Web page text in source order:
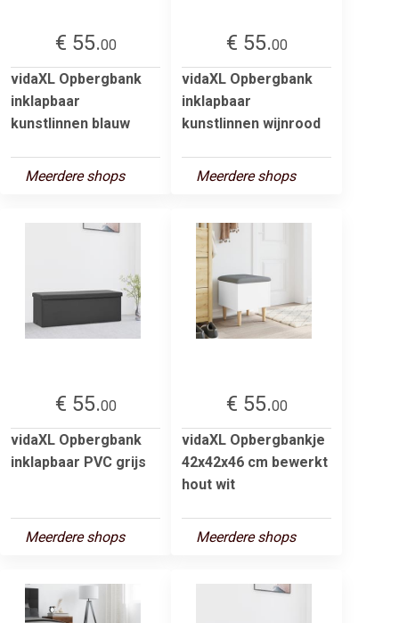
€ 55.00
vidaXL Opbergbank
inklapbaar
kunstlinnen blauw
Meerdere shops
€ 55.00
vidaXL Opbergbank
inklapbaar
kunstlinnen wijnrood
Meerdere shops
€ 55.00
vidaXL Opbergbank
inklapbaar PVC grijs
Meerdere shops
€ 55.00
vidaXL Opbergbankje
42x42x46 cm bewerkt
hout wit
Meerdere shops